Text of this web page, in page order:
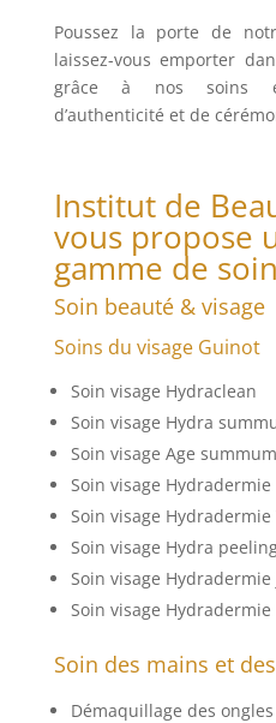
Poussez la porte de
laissez-vous emporter
grâce à nos soins
d’authenticité et de
Institut de
vous propose
gamme de
Soin beauté & visage
Soins du visage Guinot
Soin visage Hydraclean
Soin visage Hydra
Soin visage Age summum
Soin visage Hydradermie
Soin visage Hydradermie
Soin visage Hydra
Soin visage Hydradermie
Soin visage
Soin des mains et
Démaquillage des ongles